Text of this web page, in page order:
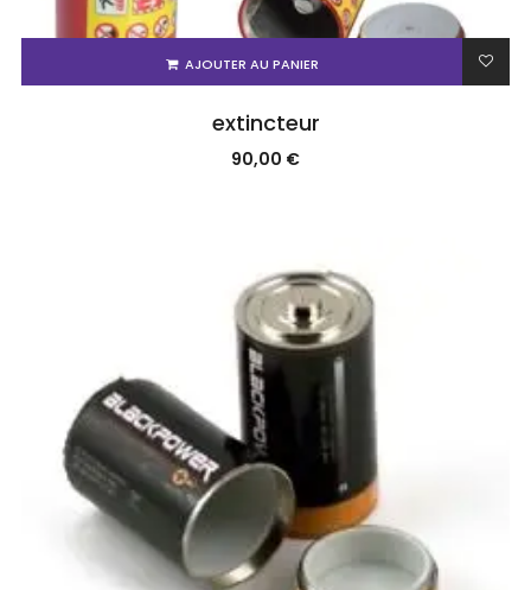
AJOUTER AU PANIER
extincteur
90,00 €